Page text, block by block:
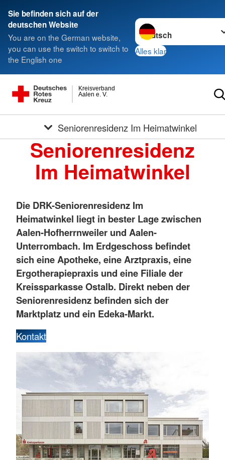
Sie befinden sich auf der
deutschen Website
You are on the German website,
you can use the switch to switch to
the English one
Sprache wechseln zu
Alles klar
Aalen e. V.
Kreisverband
Seniorenresidenz Im Heimatwinkel
Seniorenresidenz
Im Heimatwinkel
Die DRK-Seniorenresidenz Im
Heimatwinkel liegt in bester Lage zwischen
Aalen-Hofherrnweiler und Aalen-
Unterrombach. Im Erdgeschoss befindet
sich eine Apotheke, eine Arztpraxis, eine
Ergotherapiepraxis und eine Filiale der
Kreissparkasse Ostalb. Direkt neben der
Seniorenresidenz befinden sich der
Marktplatz und ein Edeka-Markt.
Kontakt